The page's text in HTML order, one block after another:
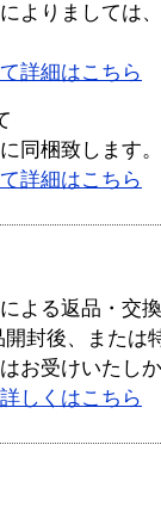
よりましては
詳細はこちら
同梱致します。
詳細はこちら
よる返品・交
開封後、または
お受けいたし
しくはこちら